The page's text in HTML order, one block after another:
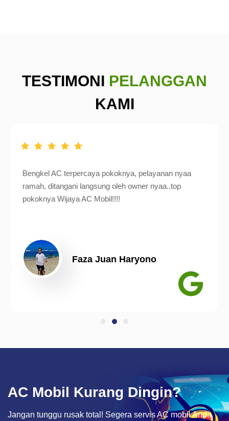
TESTIMONI PELANGGAN
KAMI
Bengkel AC terpercaya pokoknya, pelayanan nyaa
ramah, ditangani langsung oleh owner nyaa..top
pokoknya Wijaya AC Mobil!!!!
Faza Juan Haryono
AC Mobil Kurang Dingin?
Jangan tunggu rusak total! Segera servis AC mobil Anda